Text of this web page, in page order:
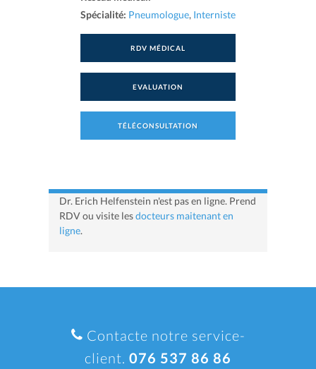
Spécialité: Pneumologue, Interniste
RDV MÉDICAL
EVALUATION
TÉLÉCONSULTATION
Dr. Erich Helfenstein n'est pas en ligne. Prend
RDV ou visite lesdocteurs maitenant en
ligne.
Contacte notre service-
client. 076 537 86 86